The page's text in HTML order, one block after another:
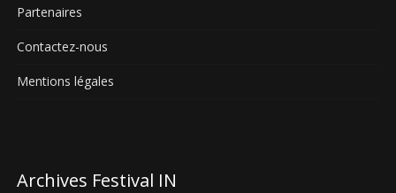
Partenaires
Contactez-nous
Mentions légales
Archives Festival IN